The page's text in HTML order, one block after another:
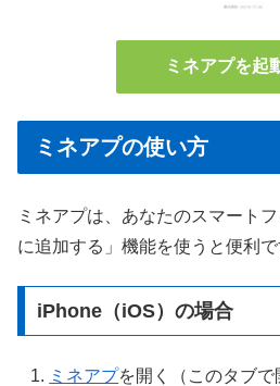
ミネアプを起
ミネアプの使い方
ミネアプは、あなたのスマート
に追加する」機能を使うと便利で
iPhone（iOS）の場合
ミネアプを開く（このタブで